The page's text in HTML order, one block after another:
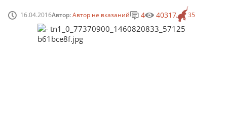
16.04.2016Автор:Автор не вказаний 35
4 40317